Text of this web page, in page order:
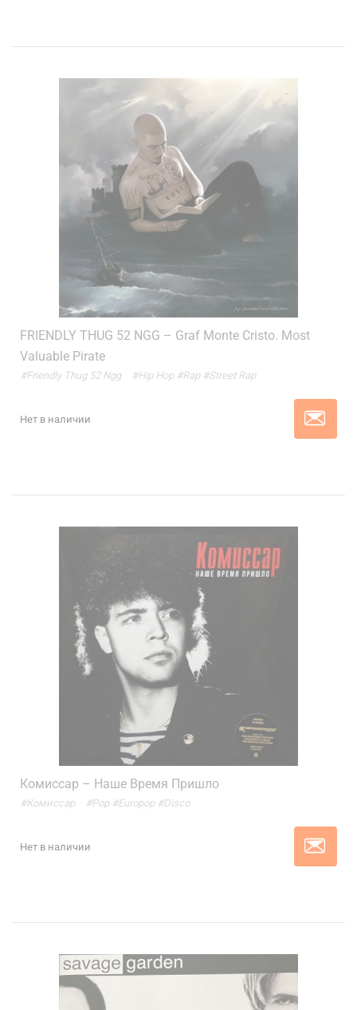
FRIENDLY THUG 52 NGG – Graf Monte Cristo. Most
Valuable Pirate
#Friendly Thug 52 Ngg #Hip Hop #Rap #Street Rap
Нет в наличии
Комиссар – Наше Время Пришло
#Комиссар #Pop #Europop #Disco
Нет в наличии